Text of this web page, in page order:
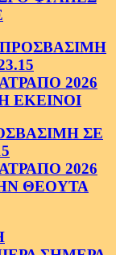
2026
ΕΚΕΙΝΟΙ
ΣΕ
2026
ΘΕΟΥΤΑ